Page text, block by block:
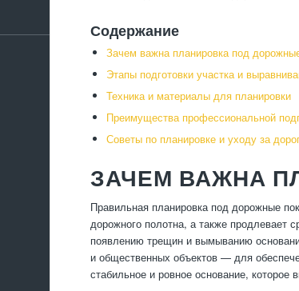
Содержание
Зачем важна планировка под
Этапы подготовки участка и
Техника и материалы для планировки
Преимущества профессиональной
Советы по планировке и уходу за
ЗАЧЕМ ВАЖНА
Правильная планировка под дорожные
дорожного полотна, а также продлевает
появлению трещин и вымыванию
и общественных объектов — для
стабильное и ровное основание,